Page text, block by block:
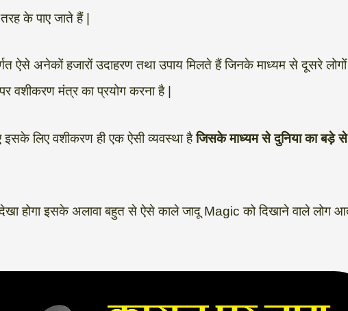
के पाए जाते हैं |
ऐसे अनेकों हजारों उदाहरण तथा उपाय मिलते हैं जिनके माध्यम से दूसरे
वशीकरण मंत्र का प्रयोग करना है |
इसके लिए वशीकरण ही एक ऐसी व्यवस्था हैजिसके माध्यम से दुनिया का बड़े
होगा इसके अलावा बहुत से ऐसे काले जादू Magic को दिखाने वाले लोग